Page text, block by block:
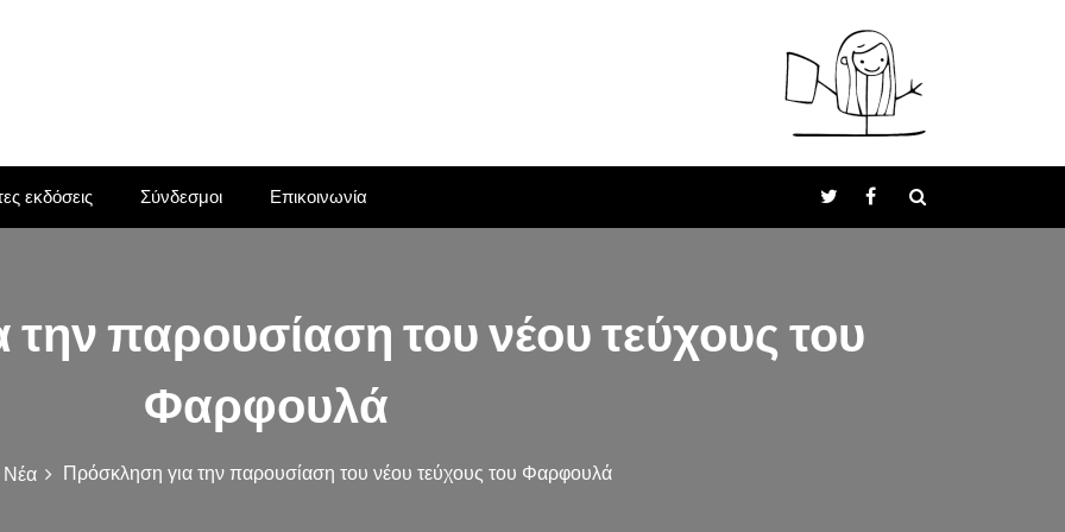
εκδόσεις Σύνδεσμοι Επικοινωνία
παρουσίαση του νέου τεύχους του
Φαρφουλά
Νέα Πρόσκληση για την παρουσίαση του νέου τεύχους του Φαρφουλά